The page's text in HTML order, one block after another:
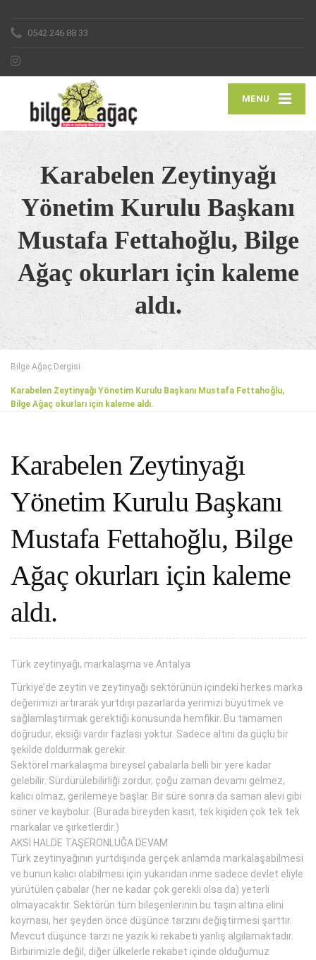
0542 246 88 33
MENU
Karabelen Zeytinyağı
Yönetim Kurulu Başkanı
Mustafa Fettahoğlu, Bilge
Ağaç okurları için kaleme
aldı.
Bilge Ağaç Dergisi
Karabelen Zeytinyağı Yönetim Kurulu Başkanı Mustafa Fettahoğlu,
Bilge Ağaç okurları için kaleme aldı.
Karabelen Zeytinyağı
Yönetim Kurulu Başkanı
Mustafa Fettahoğlu, Bilge
Ağaç okurları için kaleme
aldı.
Türk zeytinyağı, markalaşma ve Antalya
Türkiye’de zeytin ve zeytinyağı sektörünün içindeki herkes marka
değerimizi artırarak yurtdışı pazarlarda yerimizi büyütmek ve
sağlamlaştırmak gerektiği konusunda hemfikir. Bu tamamen
doğrudur, eksiği vardır fazlası yoktur. Sadece altını da güçlü bir
şekilde doldurmak gerekir.
Sektörel markalaşma bireysel çabalarla belli bir yere kadar
gelebilir. Sürdürülebilirliği zordur, çoğu zaman devamı gelmez,
kalıcı olmaz, gerilemeye başlar. Bir süre sonra da saman alevi gibi
söner ve kaybolur. (Burada bireyden kasıt, tek kişiden çok tek tek
markalar ve şirketlerdir.)
AKSİ HALDE TAŞERONLUĞA DEVAM
Türk zeytinyağının yurtdışında gerçek anlamda markalaşabilmesi
ve bunun kalıcı olabilmesi için yukarıdan inme sadece devlet eliyle
yürütülen çabalar (her ne kadar çok gerekli olsa da) yeterli
olmayacaktır. Sektörün tüm bileşenlerinin bu taşın altına elini
koyması, her şeyden önce düşünce tarzını değiştirmesi şarttır.
Mevcut düşünce tarzı ne yazık ki rekabeti yanlış algılamaktadır.
Birbirimizle değil, diğer ülkelerle rekabet içinde olduğumuz